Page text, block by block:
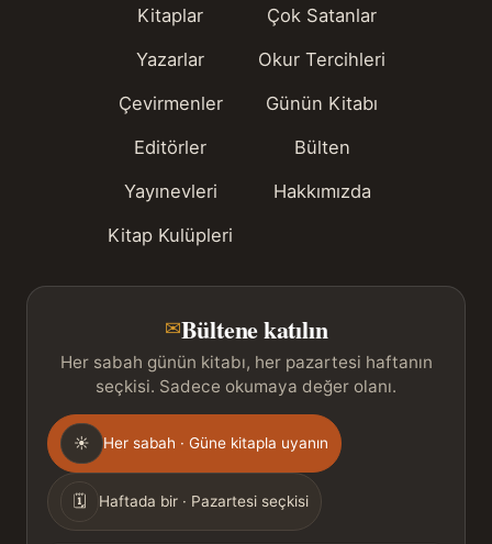
Kitaplar
Yazarlar
Çevirmenler
Editörler
Yayınevleri
Kitap Kulüpleri
Çok Satanlar
Okur Tercihleri
Günün Kitabı
Bülten
Hakkımızda
✉Bültene katılın
Her sabah günün kitabı, her pazartesi haftanın
seçkisi. Sadece okumaya değer olanı.
Gönderim
sıklığı
☀ Her sabah · Güne kitapla uyanın
🗓 Haftada bir · Pazartesi seçkisi